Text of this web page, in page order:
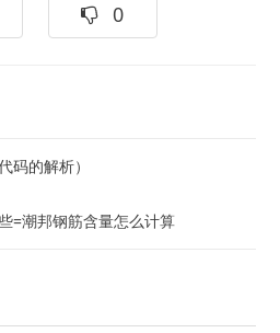
0
码的解析）
=潮邦钢筋含量怎么计算